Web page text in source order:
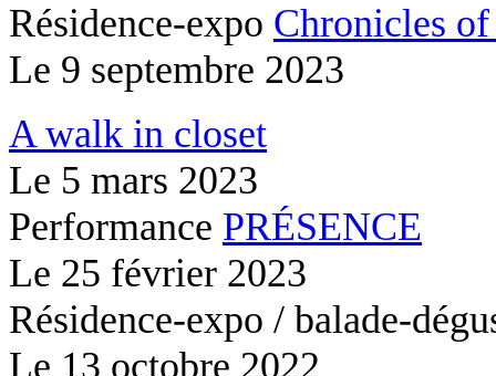
Résidence-expo Chronicles
Le 9 septembre 2023
A walk in closet
Le 5 mars 2023
Performance PRÉSENCE
Le 25 février 2023
Résidence-expo / balade-
Le 13 octobre 2022